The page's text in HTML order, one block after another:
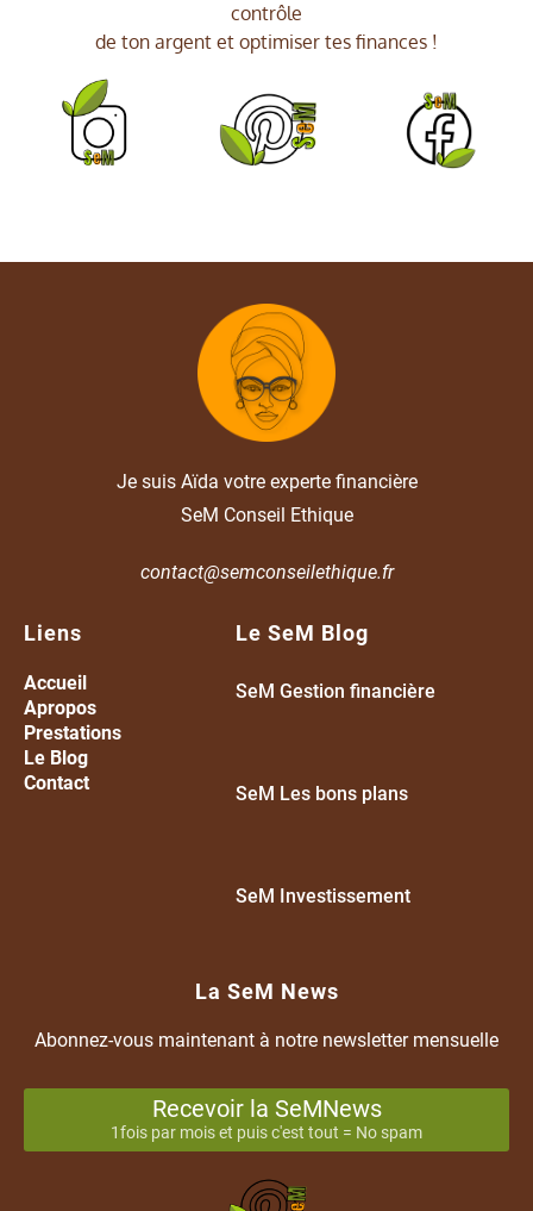
contrôle
de ton argent et optimiser tes finances !
Je suis Aïda votre experte financière
SeM Conseil Ethique
contact@semconseilethique.fr
Liens
Accueil
Apropos
Prestations
Le Blog
Contact
Le SeM Blog
SeM Gestion financière
SeM Les bons plans
SeM Investissement
La SeM News
Abonnez-vous maintenant à notre newsletter mensuelle
Recevoir la SeMNews
1fois par mois et puis c'est tout = No spam